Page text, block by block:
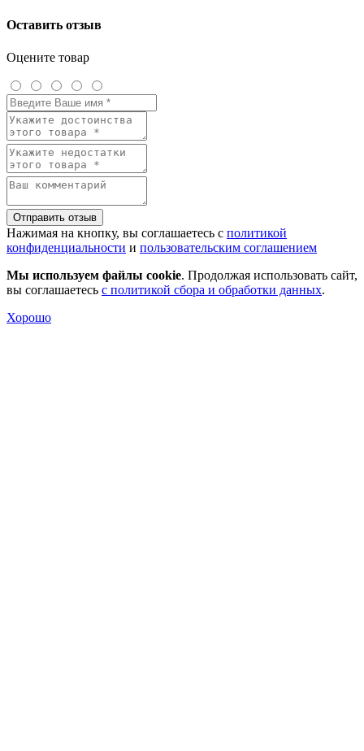
Оставить отзыв
Оцените товар
Отправить отзыв
Нажимая на кнопку, вы соглашаетесь с политикой
конфиденциальности и пользовательским соглашением
Мы используем файлы cookie. Продолжая использовать сайт,
вы соглашаетесь с политикой сбора и обработки данных.
Хорошо